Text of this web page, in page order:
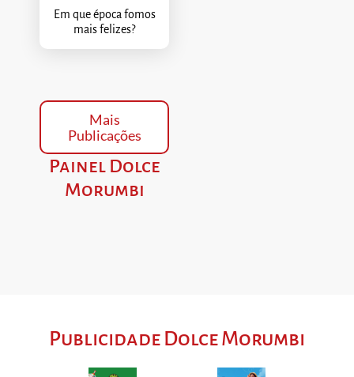
Em que época fomos
mais felizes?
Mais
Publicações
Painel Dolce
Morumbi
Publicidade Dolce Morumbi